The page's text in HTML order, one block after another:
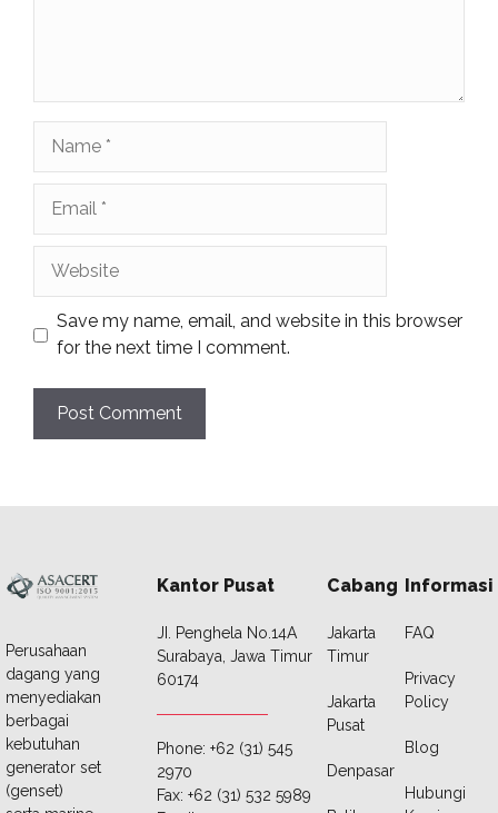
Save my name, email, and website in this browser
for the next time I comment.
Perusahaan
dagang yang
menyediakan
berbagai
kebutuhan
generator set
(genset)
Kantor Pusat
JI. Penghela No.14A
Surabaya, Jawa Timur
60174
Phone: +62 (31) 545
2970
Fax: +62 (31) 532 5989
Cabang
Jakarta
Timur
Jakarta
Pusat
Denpasar
Informasi
FAQ
Privacy
Policy
Blog
Hubungi